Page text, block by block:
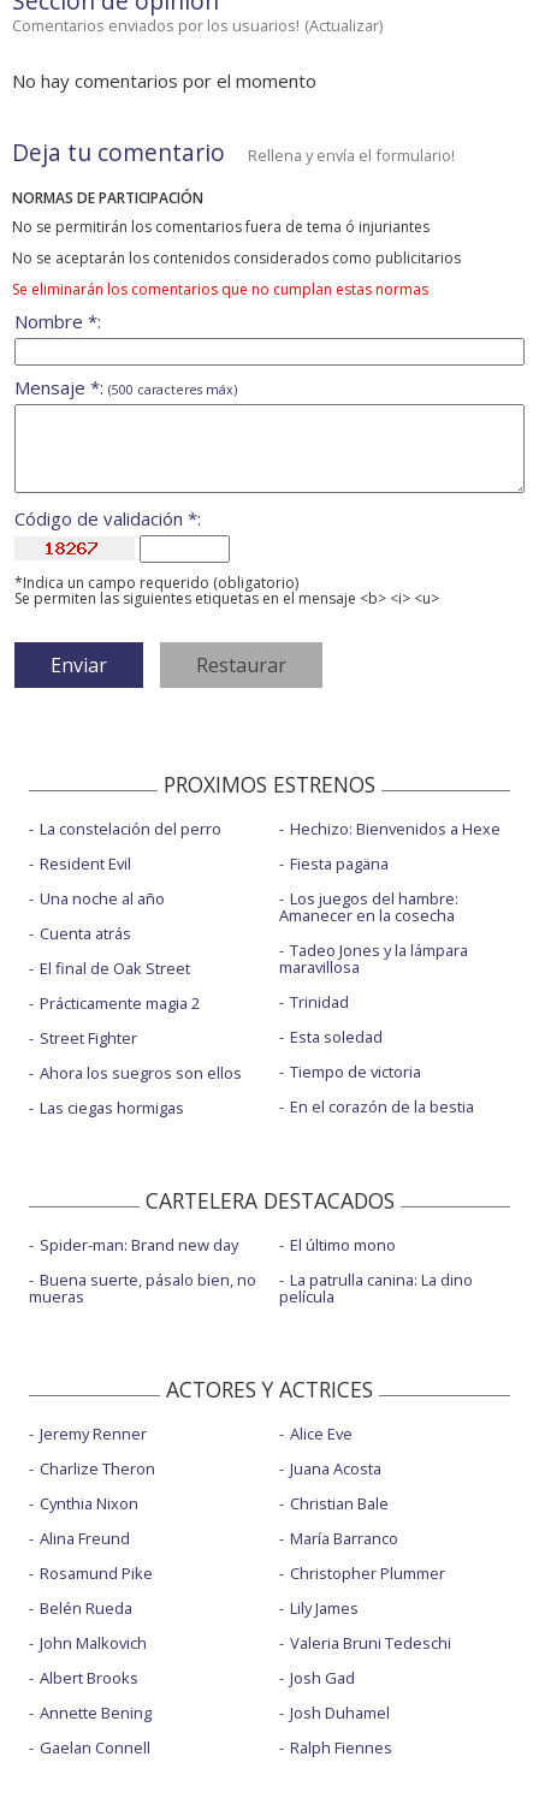
Comentarios enviados por los usuarios! (Actualizar)
No hay comentarios por el momento
Deja tu comentario Rellena y envía el formulario!
NORMAS DE PARTICIPACIÓN
No se permitirán los comentarios fuera de tema ó injuriantes
No se aceptarán los contenidos considerados como publicitarios
Se eliminarán los comentarios que no cumplan estas normas
Nombre *:
Mensaje *: (500 caracteres máx)
Código de validación *:
*Indica un campo requerido (obligatorio)
Se permiten las siguientes etiquetas en el mensaje <b> <i> <u>
PROXIMOS ESTRENOS
La constelación del perro
Resident Evil
Una noche al año
Cuenta atrás
El final de Oak Street
Prácticamente magia 2
Street Fighter
Ahora los suegros son ellos
Las ciegas hormigas
Hechizo: Bienvenidos a Hexe
Fiesta pagäna
Los juegos del hambre:
Amanecer en la cosecha
Tadeo Jones y la lámpara
maravillosa
Trinidad
Esta soledad
Tiempo de victoria
En el corazón de la bestia
CARTELERA DESTACADOS
Spider-man: Brand new day
Buena suerte, pásalo bien, no
mueras
El último mono
La patrulla canina: La dino
película
ACTORES Y ACTRICES
Jeremy Renner
Charlize Theron
Cynthia Nixon
Alina Freund
Rosamund Pike
Belén Rueda
John Malkovich
Albert Brooks
Annette Bening
Gaelan Connell
Alice Eve
Juana Acosta
Christian Bale
María Barranco
Christopher Plummer
Lily James
Valeria Bruni Tedeschi
Josh Gad
Josh Duhamel
Ralph Fiennes